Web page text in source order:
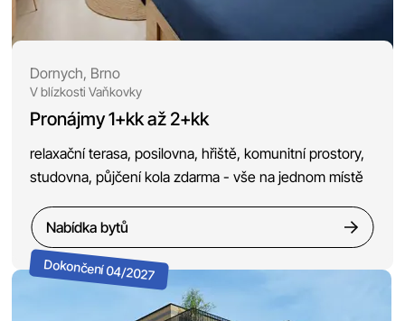
Dornych, Brno
V blízkosti Vaňkovky
Pronájmy 1+kk až 2+kk
relaxační terasa, posilovna, hřiště, komunitní prostory,
studovna, půjčení kola zdarma - vše na jednom místě
Nabídka bytů